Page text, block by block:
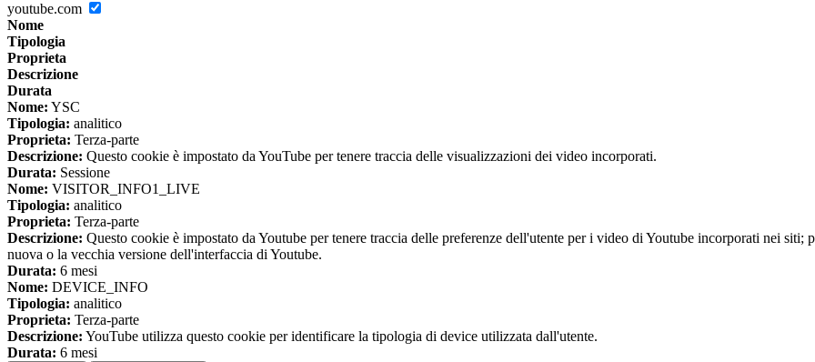
youtube.com
Nome
Tipologia
Proprieta
Descrizione
Durata
Nome: YSC
Tipologia: analitico
Proprieta: Terza-parte
Descrizione: Questo cookie è impostato da YouTube per tenere traccia delle visualizzazioni dei video incorporati.
Durata: Sessione
Nome: VISITOR_INFO1_LIVE
Tipologia: analitico
Proprieta: Terza-parte
Descrizione: Questo cookie è impostato da Youtube per tenere traccia delle preferenze dell'utente per i video di Youtube incorporati nei
nuova o la vecchia versione dell'interfaccia di Youtube.
Durata: 6 mesi
Nome: DEVICE_INFO
Tipologia: analitico
Proprieta: Terza-parte
Descrizione: YouTube utilizza questo cookie per identificare la tipologia di device utilizzata dall'utente.
Durata: 6 mesi